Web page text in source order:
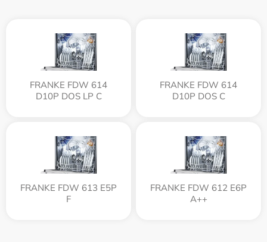
FRANKE FDW 614
D10P DOS LP C
FRANKE FDW 614
D10P DOS C
FRANKE FDW 613 E5P
F
FRANKE FDW 612 E6P
A++